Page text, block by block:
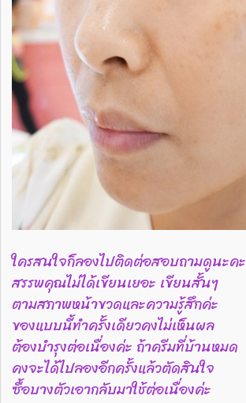
ใครสนใจก็ลองไปติดต่อสอบถามดูนะคะ
สรรพคุณไม่ได้เขียนเยอะ เขียนสั้นๆ
ตามสภาพหน้าขวดและความรู้สึกค่ะ
ของแบบนี้ทำครั้งเดียวคงไม่เห็นผล
ต้องบำรุงต่อเนื่องค่ะ ถ้าครีมที่บ้านหมด
คงจะได้ไปลองอีกครั้งแล้วตัดสินใจ
ซื้อบางตัวเอากลับมาใช้ต่อเนื่องค่ะ